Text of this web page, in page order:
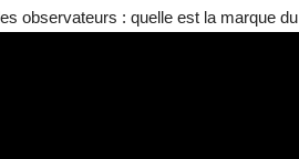
observateurs : quelle est la marque